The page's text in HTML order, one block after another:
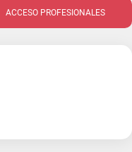
ACCESO PROFESIONALES